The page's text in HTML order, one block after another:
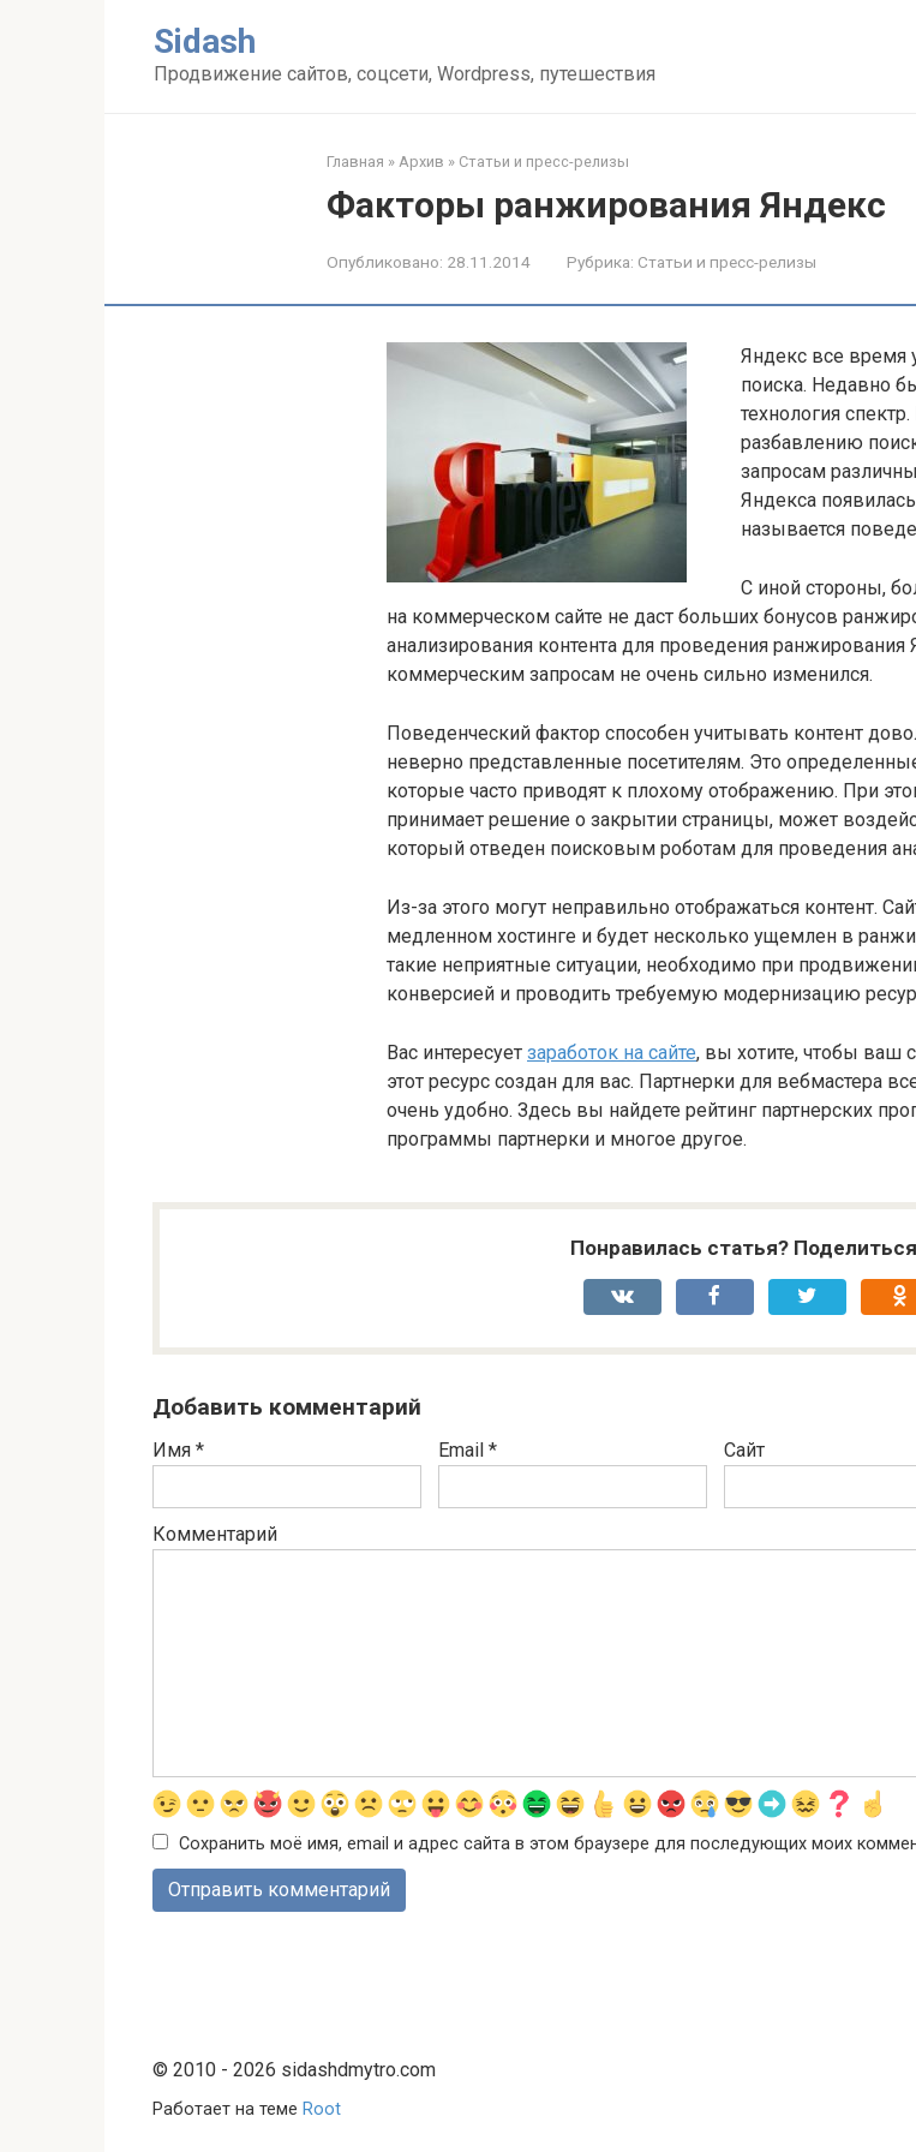
Sidash
Продвижение сайтов, соцсети, Wordpress, путешествия
Главная » Архив » Статьи и пресс-релизы
Факторы ранжирования Яндекс
Опубликовано: 28.11.2014 Рубрика: Статьи и пресс-релизы
Яндекс все время
поиска. Недавно
технология
разбавлению
запросам
Яндекса появилась
называется
С иной стороны,
на коммерческом сайте не даст больших бонусов
анализирования контента для проведения
коммерческим запросам не очень сильно изменился.
Поведенческий фактор способен учитывать контент
неверно представленные посетителям. Это
которые часто приводят к плохому отображению. При
принимает решение о закрытии страницы, может
который отведен поисковым роботам для проведения
Из-за этого могут неправильно отображаться контент.
медленном хостинге и будет несколько ущемлен в
такие неприятные ситуации, необходимо при
конверсией и проводить требуемую модернизацию
Вас интересует заработок на сайте, вы хотите, чтобы ваш
этот ресурс создан для вас. Партнерки для вебмастера
очень удобно. Здесь вы найдете рейтинг партнерских
программы партнерки и многое другое.
Понравилась статья?
Добавить комментарий
Имя * Email * Сайт
Комментарий
Сохранить моё имя, email и адрес сайта в этом браузере для последующих моих
© 2010 - 2026 sidashdmytro.com
Работает на теме Root